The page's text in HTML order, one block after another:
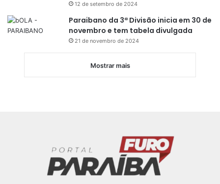
12 de setembro de 2024
Paraibano da 3ª Divisão inicia em 30 de
novembro e tem tabela divulgada
21 de novembro de 2024
Mostrar mais